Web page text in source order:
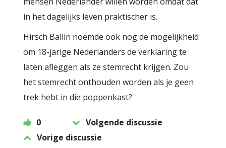
in het dagelijks leven praktischer is.
Hirsch Ballin noemde ook nog de mogelijkheid
om 18-jarige Nederlanders de verklaring te
laten afleggen als ze stemrecht krijgen. Zou
het stemrecht onthouden worden als je geen
trek hebt in die poppenkast?
0
Volgende discussie
Vorige discussie